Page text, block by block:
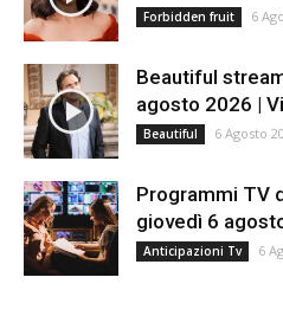
Forbidden fruit 6
Beautiful
agosto 2026 |
Beautiful 6 Agosto
Programmi TV
giovedì 6
Anticipazioni Tv 6